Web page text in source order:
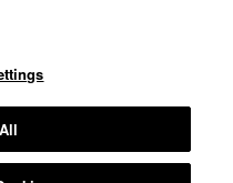
reserved
E INNOVACIÓN